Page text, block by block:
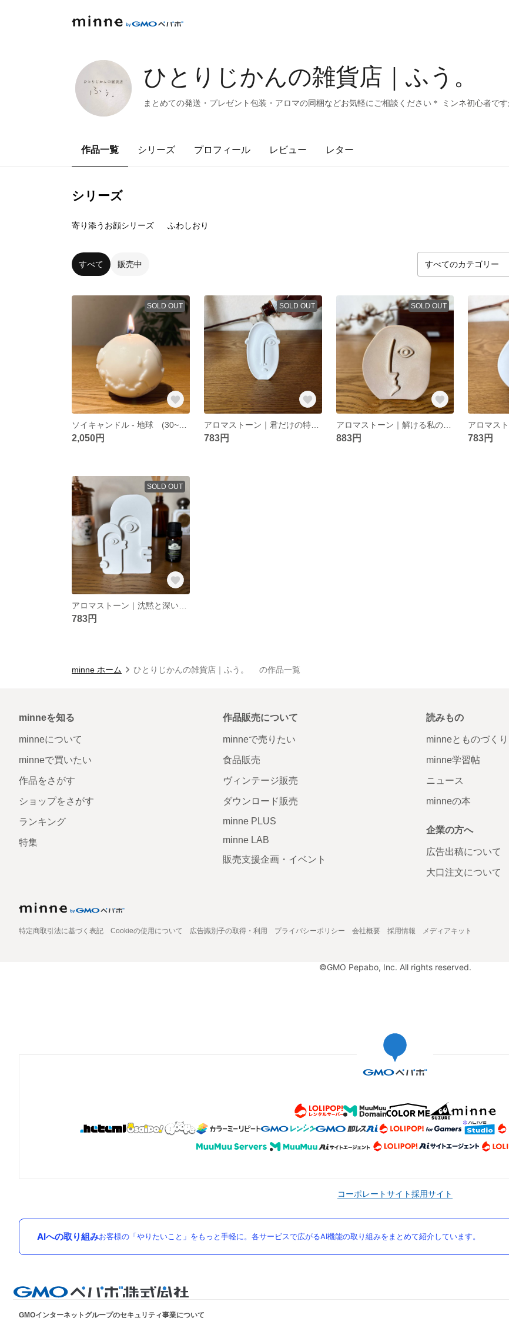
ひとりじかんの雑貨店｜ふう。
まとめての発送・プレゼント包装・アロマの同梱などお気軽にご相談ください＊ ミンネ初心者で
作品一覧 シリーズ プロフィール レビュー レター
シリーズ
寄り添うお顔シリーズ ふわしおり
すべて 販売中
SOLD OUT
2,050円
SOLD OUT
アロマストーン｜君だけの特別な物語 - 白
783円
SOLD OUT
アロマストーン｜解ける私の時間 - 珈琲
883円 783円
SOLD OUT
783円
minne ホーム ひとりじかんの雑貨店｜ふう。 の作品一覧
minneを知る
minneについて
minneで買いたい
作品をさがす
ショップをさがす
ランキング
特集
作品販売について
minneで売りたい
食品販売
ヴィンテージ販売
ダウンロード販売
minne PLUS
minne LAB
販売支援企画・イベント
読みもの
minneとものづくり
minne学習帖
ニュース
minneの本
企業の方へ
広告出稿について
大口注文について
特定商取引法に基づく表記 Cookieの使用について 広告識別子の取得・利用 プライバシーポリシー 会社概要 採用情報 メディアキット
©GMO Pepabo, Inc. All rights reserved.
コーポレートサイト採用サイト
AIへの取り組みお客様の「やりたいこと」をもっと手軽に。各サービスで広がるAI機能の取り組みをまとめて紹介しています。
GMOインターネットグループのセキュリティ事業について